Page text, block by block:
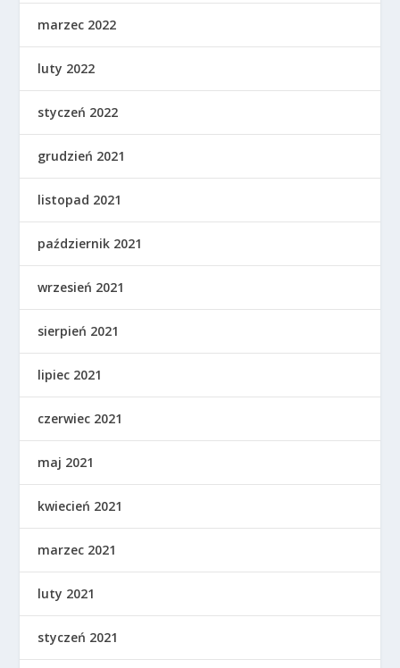
marzec 2022
luty 2022
styczeń 2022
grudzień 2021
listopad 2021
październik 2021
wrzesień 2021
sierpień 2021
lipiec 2021
czerwiec 2021
maj 2021
kwiecień 2021
marzec 2021
luty 2021
styczeń 2021